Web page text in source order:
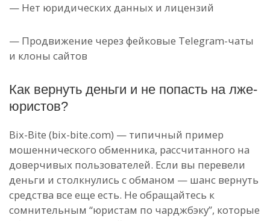
— Нет юридических данных и лицензий
— Продвижение через фейковые Telegram-чаты
и клоны сайтов
Как вернуть деньги и не попасть на лже-
юристов?
Bix-Bite (bix-bite.com) — типичный пример
мошеннического обменника, рассчитанного на
доверчивых пользователей. Если вы перевели
деньги и столкнулись с обманом — шанс вернуть
средства все еще есть. Не обращайтесь к
сомнительным “юристам по чарджбэку”, которые